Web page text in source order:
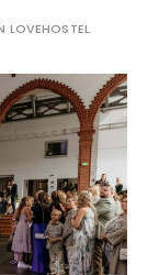
LOVEHOSTEL